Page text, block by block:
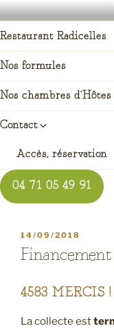
Aller
au
contenu
principal
auberge enracinée à
Restaurant Radicelles
Nos formules
Nos chambres d’Hôtes
Contact
Accès, réservation
04 71 05 49 91
PUBLIÉ
LE
14/09/2018
4583 MERCIS !
La collecte est